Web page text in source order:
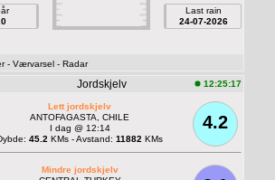
Last rain
24-07-2026
- Værvarsel - Radar
Jordskjelv 12:25:17
4.2
Lett jordskjelv
ANTOFAGASTA, CHILE
I dag @ 12:14
45.2 KMs - Avstand: 11882 KMs
Mindre jordskjelv